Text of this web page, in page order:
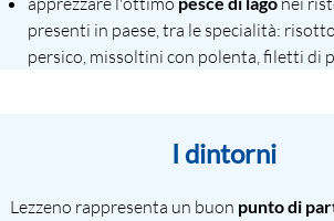
presenti in paese, tra le specialità:
persico, missoltini con polenta, filetti di
I dintorni
Lezzeno rappresenta un buon punto di